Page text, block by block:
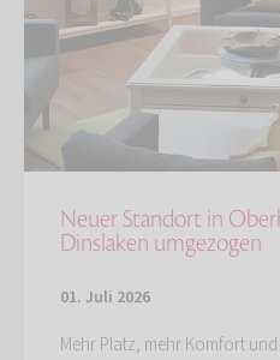
Neuer Standort in
Dinslaken umgezogen
01. Juli 2026
Mehr Platz, mehr Komfort